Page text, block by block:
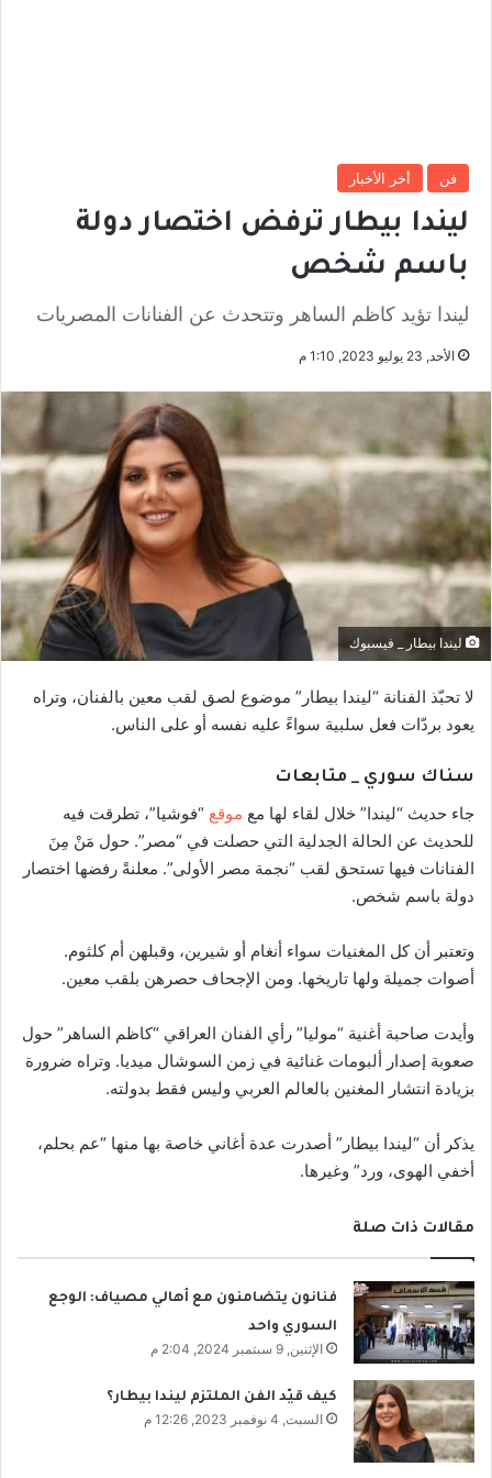
فن أخر الأخبار
ليندا بيطار ترفض اختصار دولة
باسم شخص
ليندا تؤيد كاظم الساهر وتتحدث عن الفنانات المصريات
الأحد, 23 يوليو 2023, 1:10 م
ليندا بيطار _ فيسبوك
لا تحبّذ الفنانة “ليندا بيطار” موضوع لصق لقب معين بالفنان، وتراه
يعود بردّات فعل سلبية سواءً عليه نفسه أو على الناس.
سناك سوري _ متابعات
جاء حديث “ليندا” خلال لقاء لها مع موقع “فوشيا”، تطرقت فيه
للحديث عن الحالة الجدلية التي حصلت في “مصر”. حول مَنْ مِنَ
الفنانات فيها تستحق لقب “نجمة مصر الأولى”. معلنةً رفضها اختصار
دولة باسم شخص.
وتعتبر أن كل المغنيات سواء أنغام أو شيرين، وقبلهن أم كلثوم.
أصوات جميلة ولها تاريخها. ومن الإجحاف حصرهن بلقب معين.
وأيدت صاحبة أغنية “موليا” رأي الفنان العراقي “كاظم الساهر” حول
صعوبة إصدار ألبومات غنائية في زمن السوشال ميديا. وتراه ضرورة
بزيادة انتشار المغنين بالعالم العربي وليس فقط بدولته.
يذكر أن “ليندا بيطار” أصدرت عدة أغاني خاصة بها منها “عم بحلم،
أخفي الهوى، ورد” وغيرها.
مقالات ذات صلة
فنانون يتضامنون مع أهالي مصياف: الوجع
السوري واحد
الإثنين, 9 سبتمبر 2024, 2:04 م
كيف قيّد الفن الملتزم ليندا بيطار؟
السبت, 4 نوفمبر 2023, 12:26 م